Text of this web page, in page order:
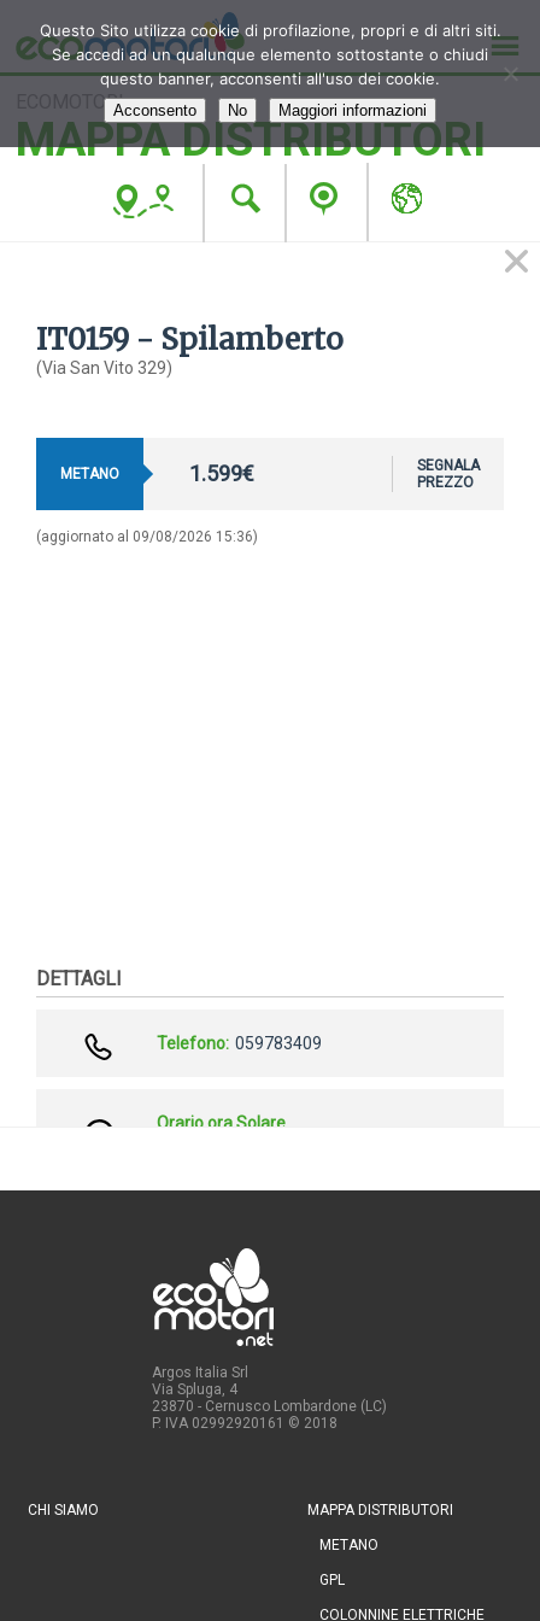
ECOMOTORI
MAPPA DISTRIBUTORI
Argos Italia Srl
Via Spluga, 4
23870 - Cernusco Lombardone (LC)
P. IVA 02992920161 © 2018
CHI SIAMO MAPPA DISTRIBUTORI
METANO
GPL
COLONNINE ELETTRICHE
Questo Sito utilizza cookie di profilazione, propri e di altri siti.
Se accedi ad un qualunque elemento sottostante o chiudi
questo banner, acconsenti all'uso dei cookie.
Acconsento No Maggiori informazioni